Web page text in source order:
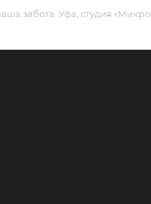
забота. Уфа, студия